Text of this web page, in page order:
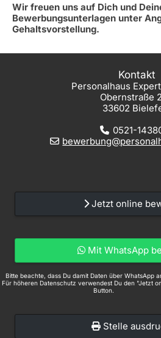
Wir freuen uns auf Dich und
Bewerbungsunterlagen unter
Gehaltsvorstellung.
Kontakt
Personalhaus
Obernstraße
33602
0521-
Jetzt online
Mit WhatsApp
Bitte beachte, dass Du damit Daten über WhatsApp
Für höheren Datenschutz verwendest Du den "Jetzt
Button.
Stelle